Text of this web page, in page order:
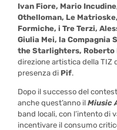
Ivan Fiore, Mario
Othelloman, Le
Formiche, i Tre Terzi,
Giulia Mei, la Compagnia
the Starlighters, Roberto
direzione artistica della TIZ
presenza di Pif.
Dopo il successo del
anche quest’anno ilMiusic
band locali, con l’intento di
incentivare il consumo